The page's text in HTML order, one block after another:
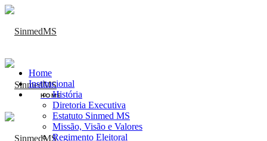
HOME
Home
Institucional
História
Diretoria Executiva
Estatuto Sinmed MS
Missão, Visão e Valores
Regimento Eleitoral